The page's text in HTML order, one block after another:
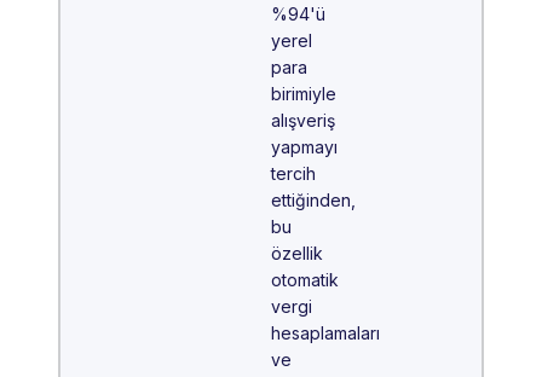
%94'ü
yerel
para
birimiyle
alışveriş
yapmayı
tercih
ettiğinden,
bu
özellik
otomatik
vergi
hesaplamaları
ve